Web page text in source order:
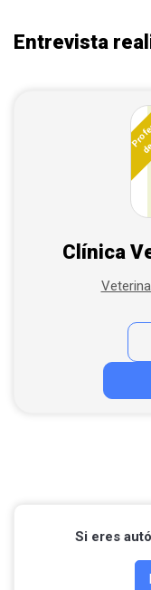
Entrevista
Clínica
Si eres